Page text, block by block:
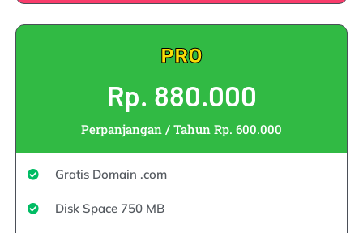
PRO
Rp. 880.000
Perpanjangan / Tahun Rp. 600.000
Gratis Domain .com
Disk Space 750 MB